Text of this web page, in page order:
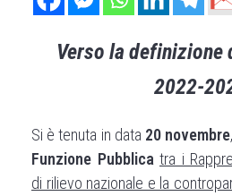
Verso la definizione
2022-
Si è tenuta in data 20 novembre
Funzione Pubblica tra i
di rilievo nazionale e la